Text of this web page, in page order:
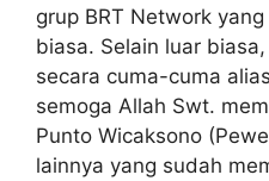
grup BRT Network
biasa. Selain luar
secara cuma-cuma
semoga Allah Swt.
Punto Wicaksono
lainnya yang sudah